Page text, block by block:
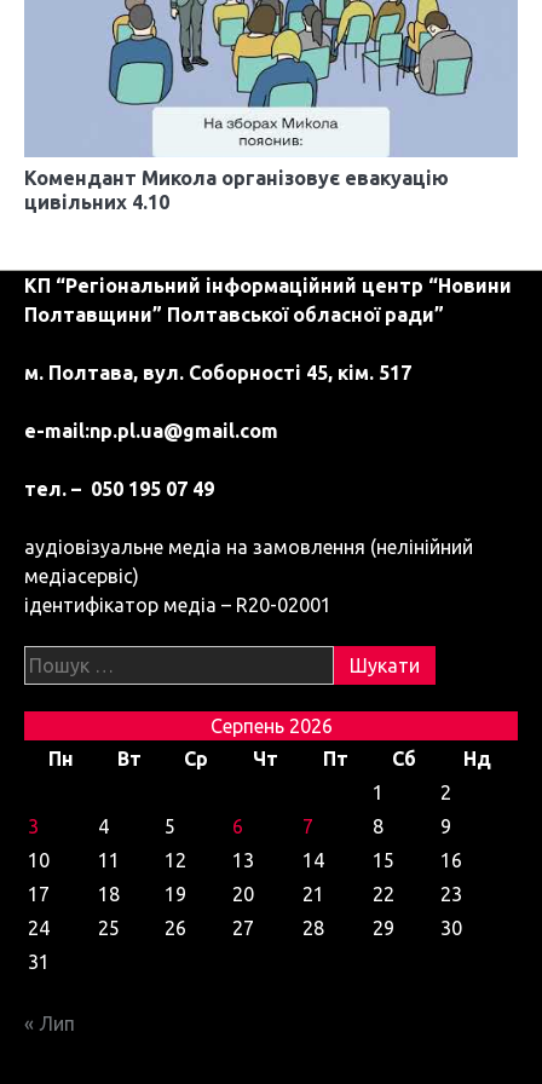
Комендант Микола організовує евакуацію
цивільних 4.10
КП “Регіональний інформаційний центр “Новини
Полтавщини” Полтавської обласної ради”
м. Полтава, вул. Соборності 45, кім. 517
e-mail:np.pl.ua@gmail.com
тел. – 050 195 07 49
аудіовізуальне медіа на замовлення (нелінійний
медіасервіс)
ідентифікатор медіа – R20-02001
Пошук:
Серпень 2026
Пн
Вт Ср Чт Пт Сб
Нд
1
2
3
4 5 6 7 8
9
10
11 12 13 14 15
16
17
18 19 20 21 22
23
24
25 26 27 28 29
30
31
« Лип